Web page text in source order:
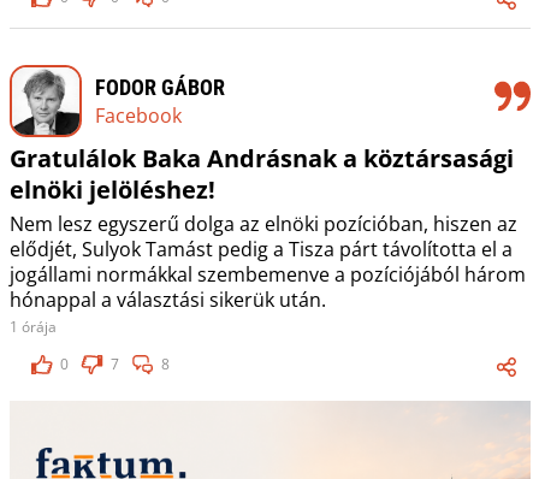
FODOR GÁBOR
Facebook
Gratulálok Baka Andrásnak a köztársasági
elnöki jelöléshez!
Nem lesz egyszerű dolga az elnöki pozícióban, hiszen az
elődjét, Sulyok Tamást pedig a Tisza párt távolította el a
jogállami normákkal szembemenve a pozíciójából három
hónappal a választási sikerük után.
1 órája
0
7 8